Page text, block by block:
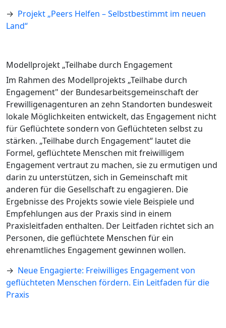
→ Projekt „Peers Helfen – Selbstbestimmt im neuen
Land“
Modellprojekt „Teilhabe durch Engagement
Im Rahmen des Modellprojekts „Teilhabe durch
Engagement" der Bundesarbeitsgemeinschaft der
Frewilligenagenturen an zehn Standorten bundesweit
lokale Möglichkeiten entwickelt, das Engagement nicht
für Geflüchtete sondern von Geflüchteten selbst zu
stärken. „Teilhabe durch Engagement“ lautet die
Formel, geflüchtete Menschen mit freiwilligem
Engagement vertraut zu machen, sie zu ermutigen und
darin zu unterstützen, sich in Gemeinschaft mit
anderen für die Gesellschaft zu engagieren. Die
Ergebnisse des Projekts sowie viele Beispiele und
Empfehlungen aus der Praxis sind in einem
Praxisleitfaden enthalten. Der Leitfaden richtet sich an
Personen, die geflüchtete Menschen für ein
ehrenamtliches Engagement gewinnen wollen.
→ Neue Engagierte: Freiwilliges Engagement von
geflüchteten Menschen fördern. Ein Leitfaden für die
Praxis